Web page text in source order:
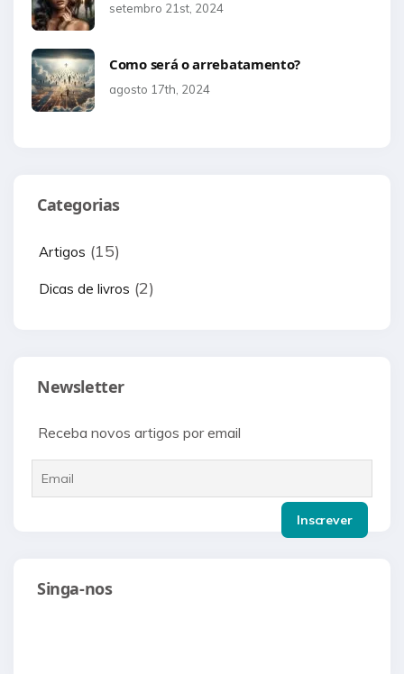
setembro 21st, 2024
Como será o arrebatamento?
agosto 17th, 2024
Categorias
Artigos (15)
Dicas de livros (2)
Newsletter
Receba novos artigos por email
Singa-nos